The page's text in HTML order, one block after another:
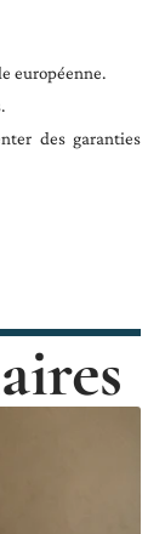
européenne.
des garanties